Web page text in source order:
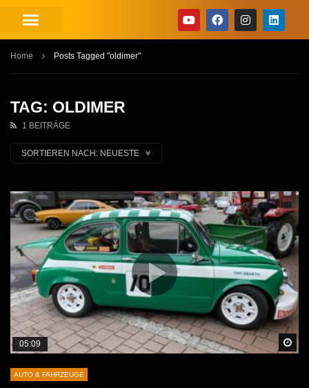
Home Posts Tagged "oldimer"
TAG: OLDIMER
1 BEITRÄGE
SORTIEREN NACH: NEUESTE
05:09
AUTO & FAHRZEUGE